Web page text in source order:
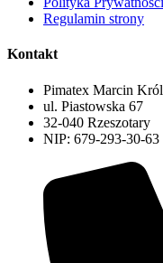
Regulamin strony
Kontakt
Pimatex Marcin Król
ul. Piastowska 67
32-040 Rzeszotary
NIP: 679-293-30-63